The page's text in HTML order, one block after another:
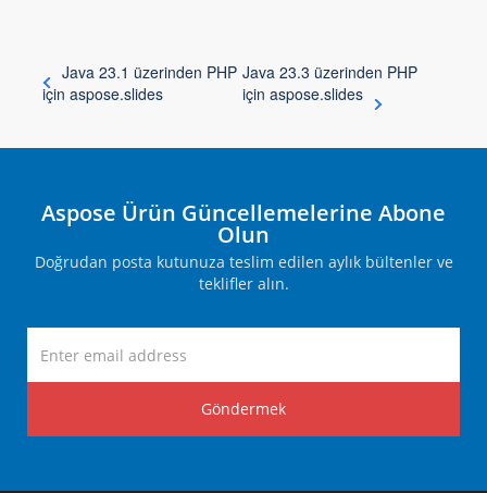
Java 23.1 üzerinden PHP
için aspose.slides
Java 23.3 üzerinden PHP
için aspose.slides
Aspose Ürün Güncellemelerine Abone
Olun
Doğrudan posta kutunuza teslim edilen aylık bültenler ve
teklifler alın.
Göndermek